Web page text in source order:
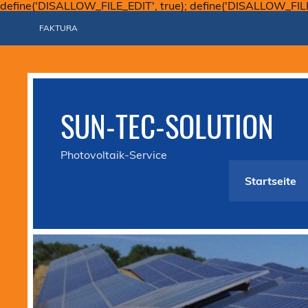
define('DISALLOW_FILE_EDIT', true);
FAKTURA
SUN-TEC-SOLUTION
Photovoltaik-Service
Startseite